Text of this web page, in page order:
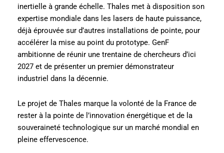
inertielle à grande échelle. Thales met à disposition son
expertise mondiale dans les lasers de haute puissance,
déjà éprouvée sur d’autres installations de pointe, pour
accélérer la mise au point du prototype. GenF
ambitionne de réunir une trentaine de chercheurs d’ici
2027 et de présenter un premier démonstrateur
industriel dans la décennie.
Le projet de Thales marque la volonté de la France de
rester à la pointe de l’innovation énergétique et de la
souveraineté technologique sur un marché mondial en
pleine effervescence.